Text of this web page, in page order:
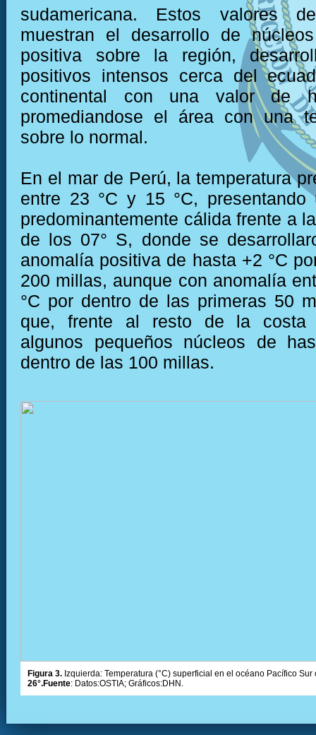
sudamericana. Estos valores
muestran el desarrollo de
positiva sobre la región,
positivos intensos cerca del
continental con una valor de
promediandose el área con una
sobre lo normal.
En el mar de Perú, la temperatura
entre 23 °C y 15 °C, presentando
predominantemente cálida frente a
de los 07° S, donde se
anomalía positiva de hasta +2 °C
200 millas, aunque con anomalía
°C por dentro de las primeras 50
que, frente al resto de la costa
algunos pequeños núcleos de
dentro de las 100 millas.
Figura 3. Izquierda: Temperatura (°C) superficial en el océano Pacífico
26°.Fuente: Datos:OSTIA; Gráficos:DHN.